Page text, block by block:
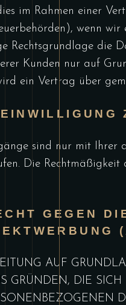
im Rahmen einer
wenn
Rechtsgrundlage die
Kunden nur auf
ein Vertrag über
sind nur mit Ihrer
Die
GEGEN
AUF
GRÜNDEN, DIE